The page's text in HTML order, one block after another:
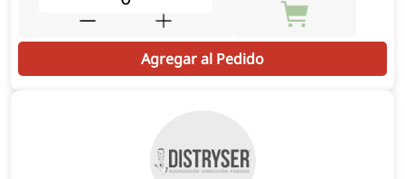
Agregar al Pedido